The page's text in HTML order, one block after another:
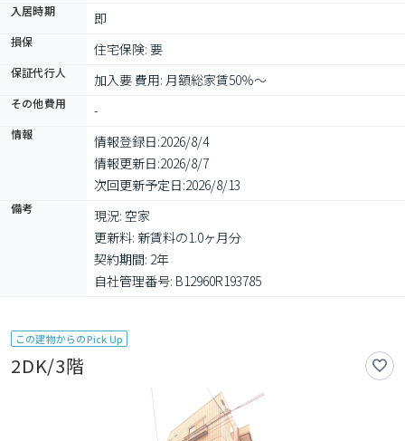
入居時期 即
損保 住宅保険: 要
保証代行人 加入要 費用: 月額総家賃50％～
その他費用 -
情報 情報登録日:2026/8/4
情報更新日:2026/8/7
次回更新予定日:2026/8/13
備考
現況: 空家
更新料: 新賃料の1.0ヶ月分
契約期間: 2年
自社管理番号: B12960R193785
この建物からのPick Up
2DK/3階